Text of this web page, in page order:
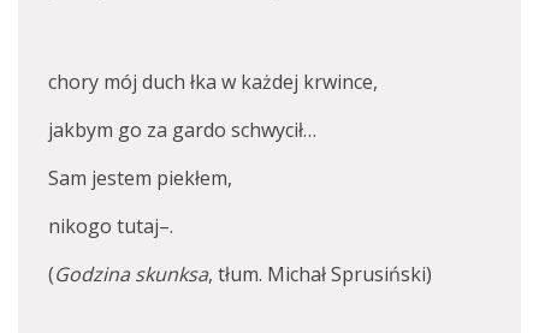
chory mój duch łka w każdej krwince,
jakbym go za gardo schwycił…
Sam jestem piekłem,
nikogo tutaj–.
(Godzina skunksa, tłum. Michał Sprusiński)